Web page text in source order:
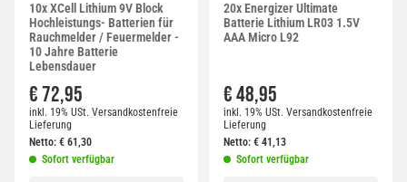
10x XCell Lithium 9V Block
Hochleistungs- Batterien für
Rauchmelder / Feuermelder -
10 Jahre Batterie
Lebensdauer
€ 72,95
inkl. 19% USt. Versandkostenfreie
Lieferung
Netto: € 61,30
Sofort verfügbar
20x Energizer Ultimate
Batterie Lithium LR03 1.5V
AAA Micro L92
€ 48,95
inkl. 19% USt. Versandkostenfreie
Lieferung
Netto: € 41,13
Sofort verfügbar